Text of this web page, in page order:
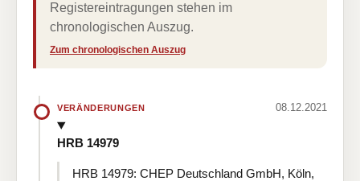
Registereintragungen stehen im
chronologischen Auszug.
Zum chronologischen Auszug
VERÄNDERUNGEN 08.12.2021
HRB 14979
HRB 14979: CHEP Deutschland GmbH, Köln,